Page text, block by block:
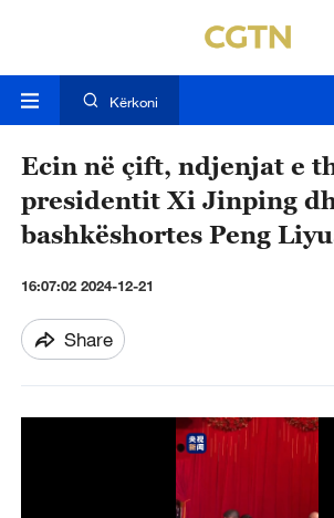
Kërkoni
Ecin në çift, ndjenjat e
presidentit Xi Jinping
bashkëshortes Peng
16:07:02 2024-12-21
Share